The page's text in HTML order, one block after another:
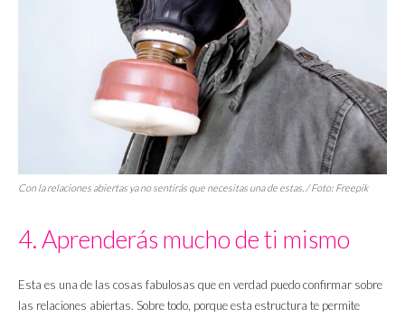
Con la relaciones abiertas ya no sentirás que necesitas una de estas. / Foto: Freepik
4. Aprenderás mucho de ti mismo
Esta es una de las cosas fabulosas que en verdad puedo confirmar sobre
las relaciones abiertas. Sobre todo, porque esta estructura te permite